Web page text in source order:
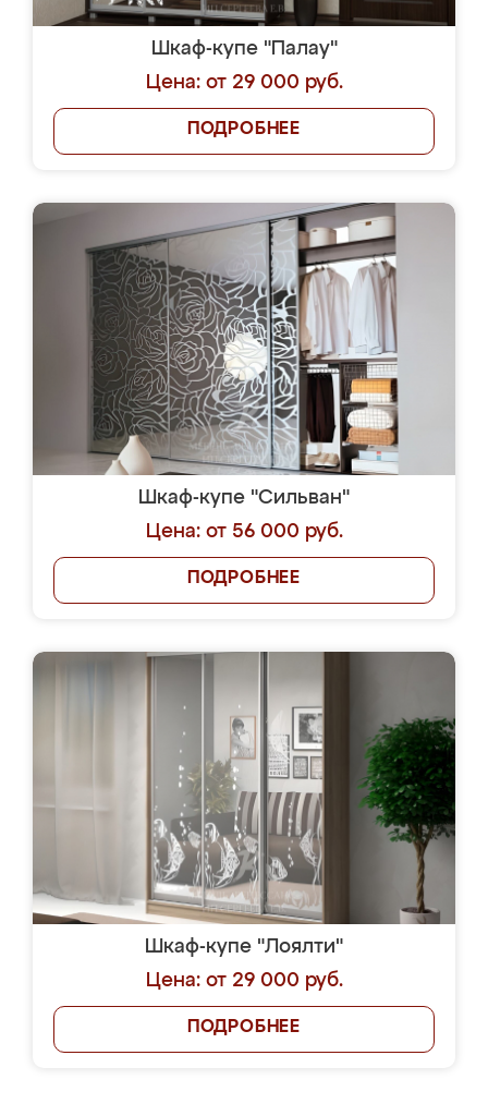
Шкаф-купе "Палау"
Цена: от 29 000 руб.
ПОДРОБНЕЕ
Шкаф-купе "Сильван"
Цена: от 56 000 руб.
ПОДРОБНЕЕ
Шкаф-купе "Лоялти"
Цена: от 29 000 руб.
ПОДРОБНЕЕ